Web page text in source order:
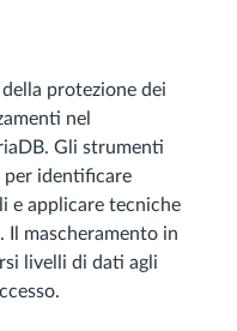
protezione dei
nel
Gli strumenti
per identificare
e applicare tecniche
Il mascheramento in
livelli di dati agli